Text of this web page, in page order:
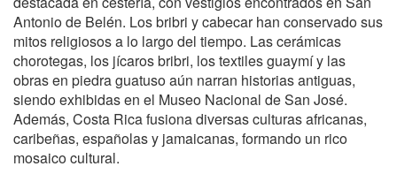
Antonio de Belén. Los bribri y cabecar han conservado sus
mitos religiosos a lo largo del tiempo. Las cerámicas
chorotegas, los jícaros bribri, los textiles guaymí y las
obras en piedra guatuso aún narran historias antiguas,
siendo exhibidas en el Museo Nacional de San José.
Además, Costa Rica fusiona diversas culturas africanas,
caribeñas, españolas y jamaicanas, formando un rico
mosaico cultural.